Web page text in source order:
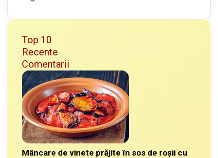
Top 10
Recente
Comentarii
Mâncare de vinete prăjite în sos de roșii cu